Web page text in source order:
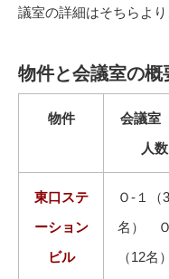
議室の詳細はそちらより
物件と会議室の概
物件
会議室
人数
東口ステ
ーション
ビル
Ｏ-１（
名） Ｏ
（12名）